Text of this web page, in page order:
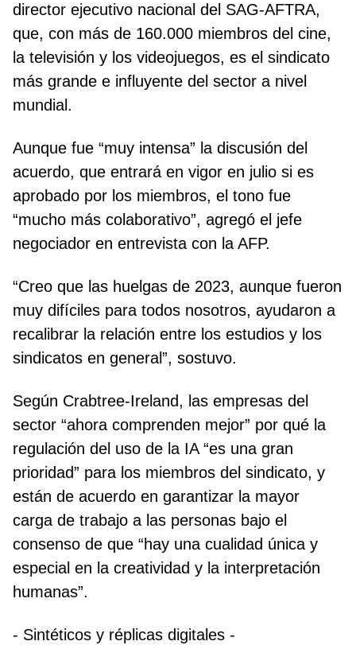
director ejecutivo nacional del SAG-AFTRA,
que, con más de 160.000 miembros del cine,
la televisión y los videojuegos, es el sindicato
más grande e influyente del sector a nivel
mundial.
Aunque fue “muy intensa” la discusión del
acuerdo, que entrará en vigor en julio si es
aprobado por los miembros, el tono fue
“mucho más colaborativo”, agregó el jefe
negociador en entrevista con la AFP.
“Creo que las huelgas de 2023, aunque fueron
muy difíciles para todos nosotros, ayudaron a
recalibrar la relación entre los estudios y los
sindicatos en general”, sostuvo.
Según Crabtree-Ireland, las empresas del
sector “ahora comprenden mejor” por qué la
regulación del uso de la IA “es una gran
prioridad” para los miembros del sindicato, y
están de acuerdo en garantizar la mayor
carga de trabajo a las personas bajo el
consenso de que “hay una cualidad única y
especial en la creatividad y la interpretación
humanas”.
- Sintéticos y réplicas digitales -